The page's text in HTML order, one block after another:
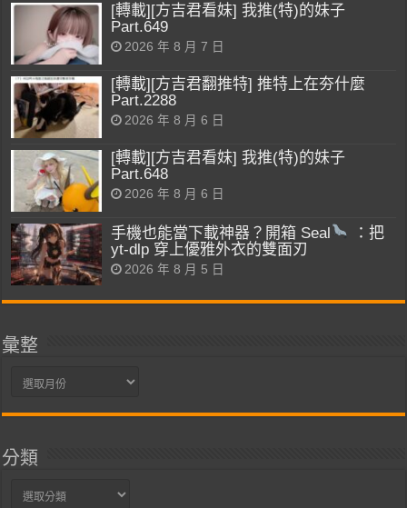
[轉載][方吉君看妹] 我推(特)的妹子
Part.649
2026 年 8 月 7 日
[轉載][方吉君翻推特] 推特上在夯什麼
Part.2288
2026 年 8 月 6 日
[轉載][方吉君看妹] 我推(特)的妹子
Part.648
2026 年 8 月 6 日
手機也能當下載神器？開箱 Seal
：把
yt-dlp 穿上優雅外衣的雙面刃
2026 年 8 月 5 日
彙整
彙
分類
分